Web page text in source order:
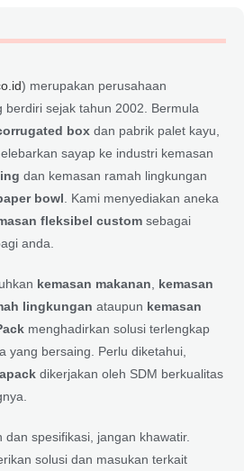
) merupakan perusahaan
berdiri sejak tahun 2002. Bermula
box dan pabrik palet kayu,
sayap ke industri kemasan
dan kemasan ramah lingkungan
bowl . Kami menyediakan aneka
fleksibel custom sebagai
anda.
kemasan makanan
kemasan
lingkungan ataupun kemasan
menghadirkan solusi terlengkap
yang bersaing. Perlu diketahui,
dikerjakan oleh SDM berkualitas
spesifikasi, jangan khawatir.
solusi dan masukan terkait